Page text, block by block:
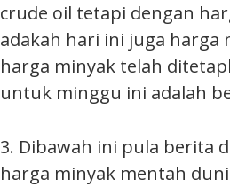
crude oil tetapi dengan
adakah hari ini juga harga
harga minyak telah
untuk minggu ini adalah
3. Dibawah ini pula berita
harga minyak mentah